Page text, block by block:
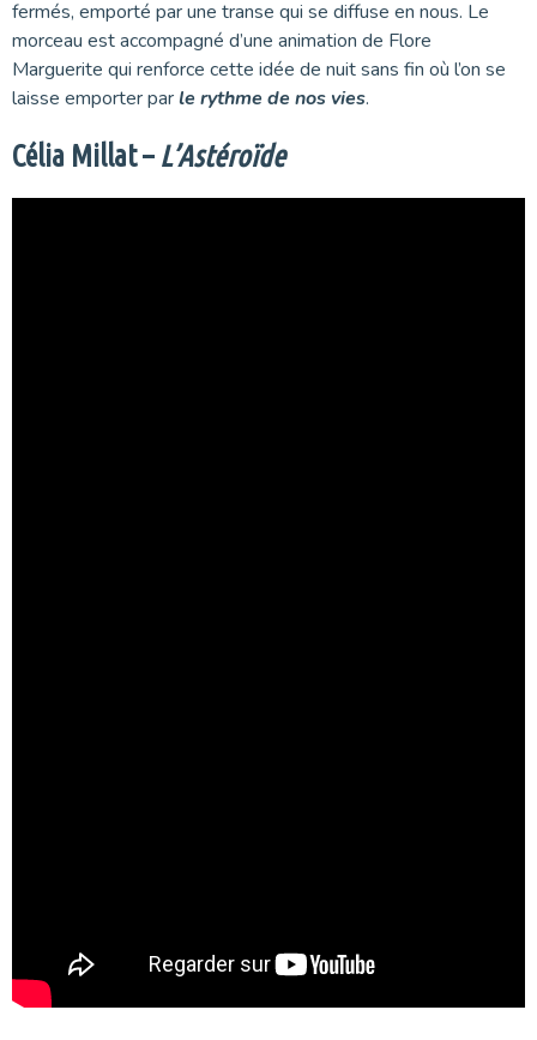
fermés, emporté par une transe qui se diffuse en nous. Le
morceau est accompagné d’une animation de Flore
Marguerite qui renforce cette idée de nuit sans fin où l’on se
laisse emporter parle rythme de nos vies.
Célia Millat – L’Astéroïde